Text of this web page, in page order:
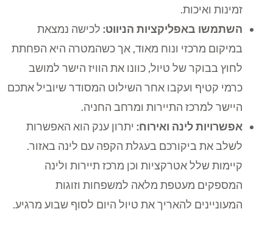
זמינות ואיכות.
השתמשו באפליקציות הניווט: לכישה נמצאת
במיקום מרכזי ונוח מאוד, אך כשהמטרה היא הפחתת
לחוץ בבוקר של טיול, כוונו את הוויז הישר למושב
כרמי קטיף ועקבו אחר השילוט המסודר שיוביל אתכם
היישר למרכז התיירות ומרחב החניה.
אפשרויות לינה ואירוח: יתרון ענק הוא האפשרות
לשלב את ביקורכם בעגלת הקפה עם לינה באזור.
קיימות שלל אטרקציות וכן מרכז תיירות ולינה
המספקים מעטפת מלאה למשפחות וזוגות
המעוניינים להאריך את טיול היום לסוף שבוע מרגיע.